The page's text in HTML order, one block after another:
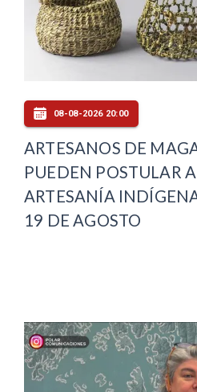
08-08-2026 20:00
ARTESANOS DE
PUEDEN POSTULAR
ARTESANÍA
19 DE AGOSTO